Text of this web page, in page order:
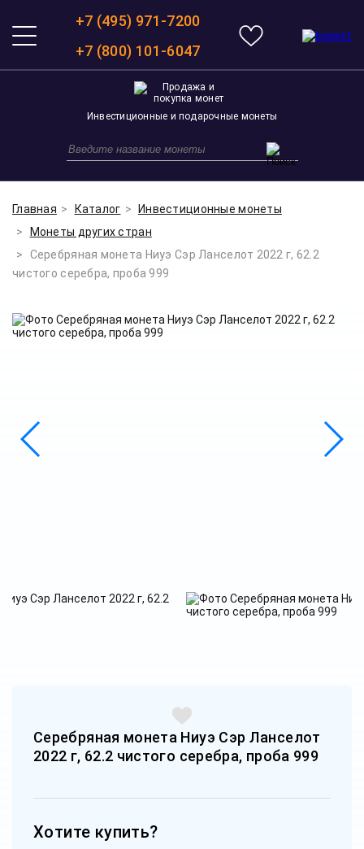
+7 (495) 971-7200
+7 (800) 101-6047
Инвестиционные и подарочные монеты
Главная Каталог
Инвестиционные монеты
Монеты других стран
Серебряная монета Ниуэ Сэр Ланселот 2022 г, 62.2
чистого серебра, проба 999
Серебряная монета Ниуэ Сэр Ланселот
2022 г, 62.2 чистого серебра, проба 999
Хотите купить?